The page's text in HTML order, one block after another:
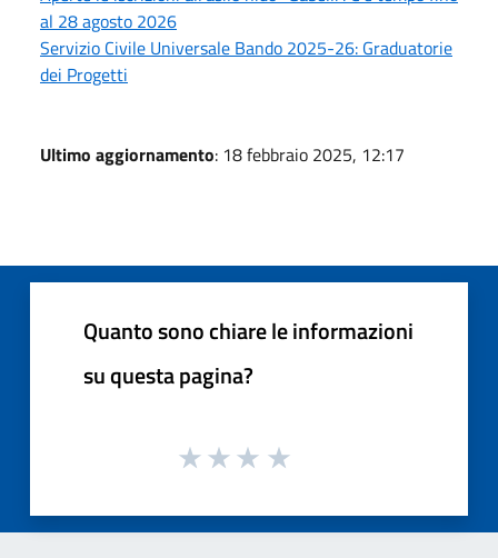
al 28 agosto 2026
Servizio Civile Universale Bando 2025-26: Graduatorie
dei Progetti
Ultimo aggiornamento: 18 febbraio 2025, 12:17
Quanto sono chiare le informazioni
su questa pagina?